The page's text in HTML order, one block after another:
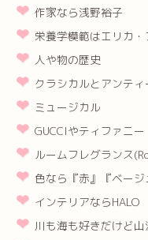
作家なら浅野裕子
栄養学模範はエリカ
人や物の歴史
クラシカルとアンティ
ミュージカル
GUCCIやティファニー
ルームフレグランス
色なら『赤』『ベージ
インテリアならHALO
川も海も好きだけど山